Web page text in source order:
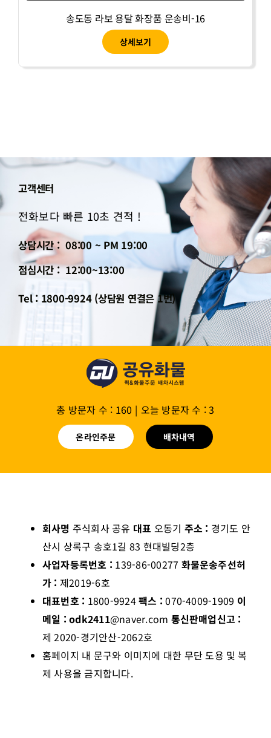
송도동 라보 용달 화장품 운송비-16
상세보기
고객센터
전화보다 빠른 10초 견적 !
상담시간 : 08:00 ~ PM 19:00
점심시간 : 12:00~13:00
Tel : 1800-9924 (상담원 연결은 1번)
총 방문자 수 : 160 | 오늘 방문자 수 : 3
온라인주문 배차내역
회사명 주식회사 공유 대표 오동기 주소 : 경기도 안
산시 상록구 송호1길 83 현대빌딩2층
사업자등록번호 : 139-86-00277 화물운송주선허
가 : 제2019-6호
대표번호 : 1800-9924팩스 :070-4009-1909 이
메일 : odk2411@naver.com 통신판매업신고 :
제 2020-경기안산-2062호
홈페이지 내 문구와 이미지에 대한 무단 도용 및 복
제 사용을 금지합니다.